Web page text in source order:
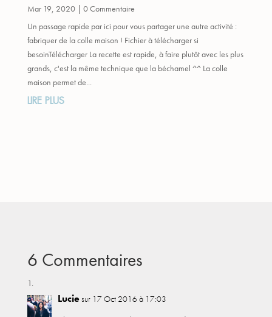
Mar 19, 2020| 0 Commentaire
Un passage rapide par ici pour vous partager une autre activité :
fabriquer de la colle maison ! Fichier à télécharger si
besoinTélécharger La recette est rapide, à faire plutôt avec les plus
grands, c'est la même technique que la béchamel ^^ La colle
maison permet de...
LIRE PLUS
6 Commentaires
Luciesur 17 Oct 2016 à 17:03